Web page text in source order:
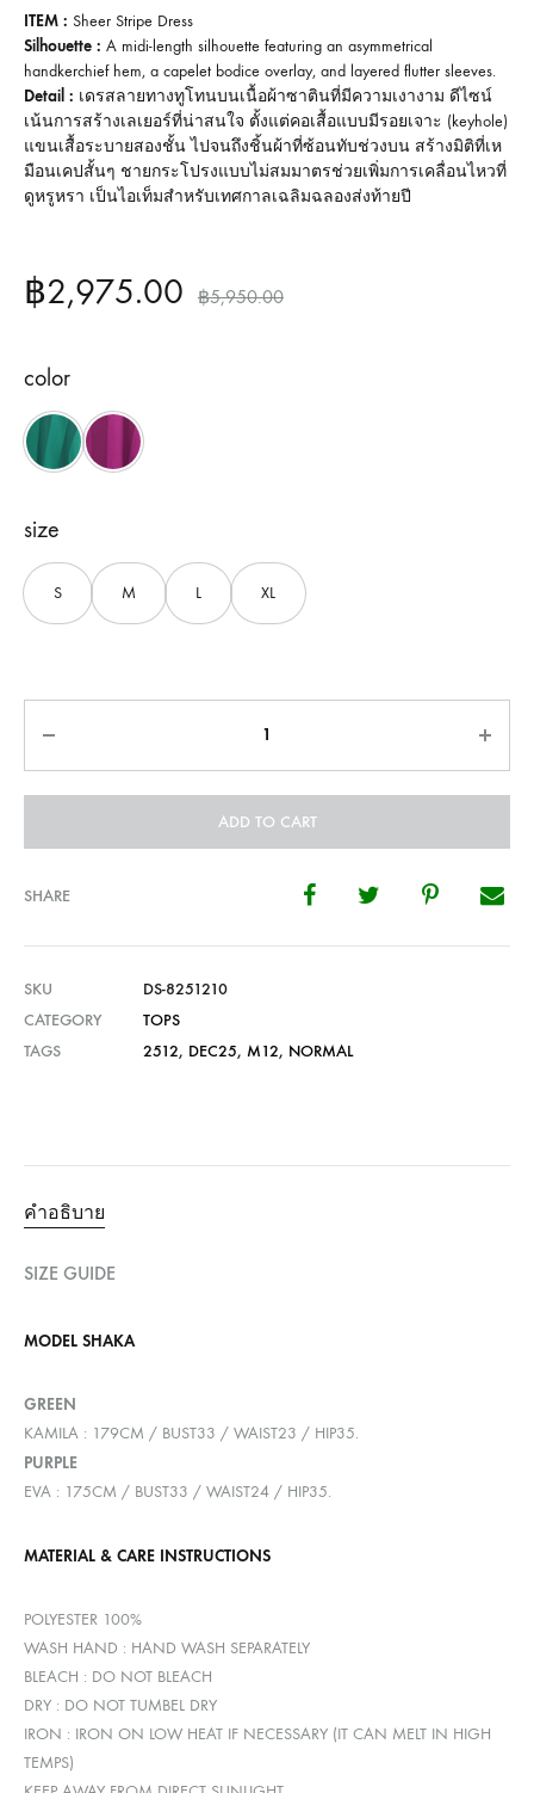
ITEM : Sheer Stripe Dress
Silhouette : A midi-length silhouette featuring an asymmetrical
handkerchief hem, a capelet bodice overlay, and layered flutter sleeves.
Detail : เดรสลายทางทูโทนบนเนื้อผ้าซาตินที่มีความเงางาม ดีไซน์
เน้นการสร้างเลเยอร์ที่น่าสนใจ ตั้งแต่คอเสื้อแบบมีรอยเจาะ (keyhole)
แขนเสื้อระบายสองชั้น ไปจนถึงชิ้นผ้าที่ซ้อนทับช่วงบน สร้างมิติที่เห
มือนเคปสั้นๆ ชายกระโปรงแบบไม่สมมาตรช่วยเพิ่มการเคลื่อนไหวที่
ดูหรูหรา เป็นไอเท็มสำหรับเทศกาลเฉลิมฉลองส่งท้ายปี
฿2,975.00 ฿5,950.00
color
Green Purple
size
S M L XL
ADD TO CART
SHARE
SKU
DS-8251210
CATEGORY
TOPS
TAGS
2512, DEC25, M12, NORMAL
คำอธิบาย
SIZE GUIDE
MODEL SHAKA
GREEN
KAMILA : 179CM / BUST33 / WAIST23 / HIP35.
PURPLE
EVA : 175CM / BUST33 / WAIST24 / HIP35.
MATERIAL & CARE INSTRUCTIONS
POLYESTER 100%
WASH HAND : HAND WASH SEPARATELY
BLEACH : DO NOT BLEACH
DRY : DO NOT TUMBEL DRY
IRON : IRON ON LOW HEAT IF NECESSARY (IT CAN MELT IN HIGH
TEMPS)